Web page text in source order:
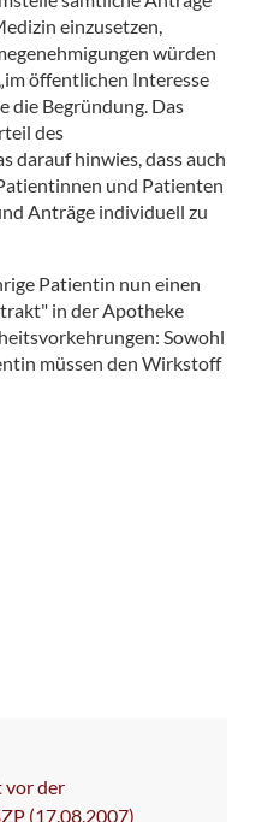
einzusetzen,
würden
öffentlichen Interesse
die Begründung. Das
des
darauf hinwies, dass auch
und Patienten
Anträge individuell zu
Patientin nun einen
in der Apotheke
Sowohl
müssen den Wirkstoff
vor der
(17.08.2007)